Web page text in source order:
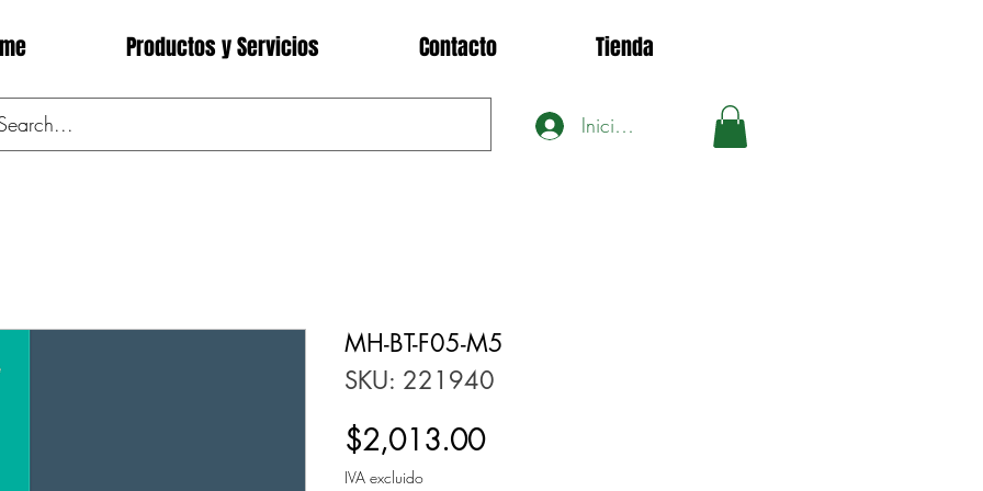
Productos y Servicios Contacto Tienda
Iniciar sesión
MH-BT-F05-M5
SKU: 221940
$2,013.00Precio
IVA excluido